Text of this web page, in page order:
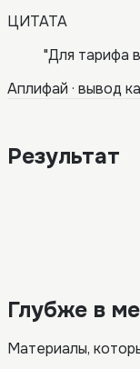
ЦИТАТА
"Для тарифа
Аплифай · вывод
Результат
Глубже в
Материалы,